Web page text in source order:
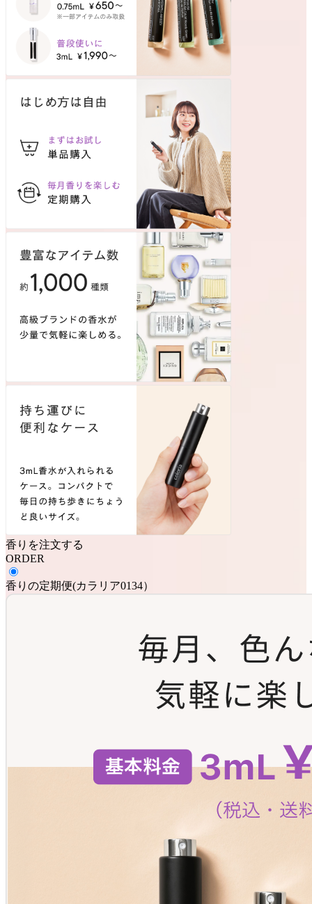
香りを注文する
ORDER
香りの定期便(カラリア0134）